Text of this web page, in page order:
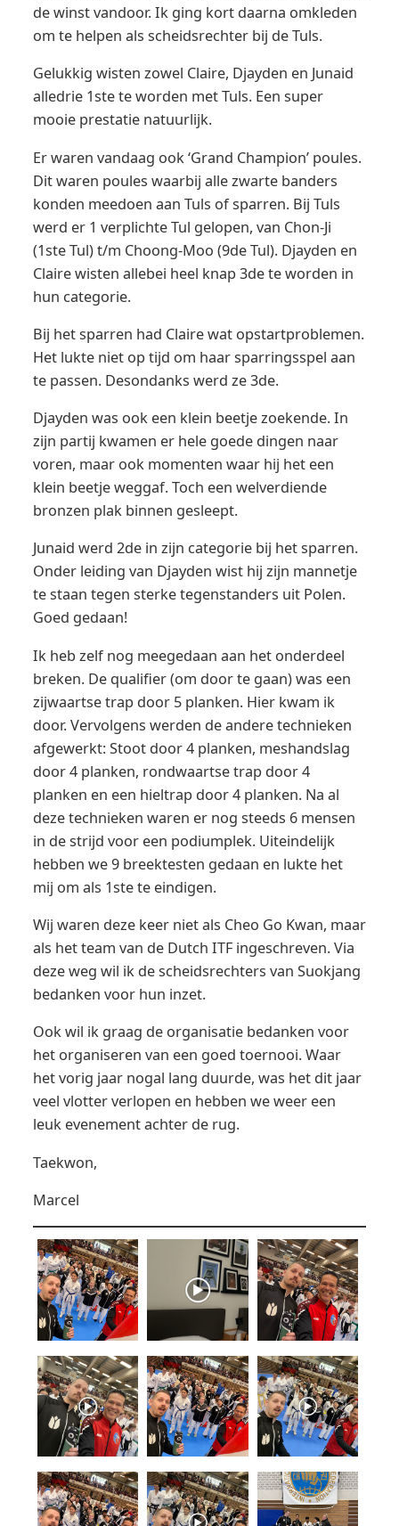
de winst vandoor. Ik ging kort daarna omkleden
om te helpen als scheidsrechter bij de Tuls.
Gelukkig wisten zowel Claire, Djayden en Junaid
alledrie 1ste te worden met Tuls. Een super
mooie prestatie natuurlijk.
Er waren vandaag ook ‘Grand Champion’ poules.
Dit waren poules waarbij alle zwarte banders
konden meedoen aan Tuls of sparren. Bij Tuls
werd er 1 verplichte Tul gelopen, van Chon-Ji
(1ste Tul) t/m Choong-Moo (9de Tul). Djayden en
Claire wisten allebei heel knap 3de te worden in
hun categorie.
Bij het sparren had Claire wat opstartproblemen.
Het lukte niet op tijd om haar sparringsspel aan
te passen. Desondanks werd ze 3de.
Djayden was ook een klein beetje zoekende. In
zijn partij kwamen er hele goede dingen naar
voren, maar ook momenten waar hij het een
klein beetje weggaf. Toch een welverdiende
bronzen plak binnen gesleept.
Junaid werd 2de in zijn categorie bij het sparren.
Onder leiding van Djayden wist hij zijn mannetje
te staan tegen sterke tegenstanders uit Polen.
Goed gedaan!
Ik heb zelf nog meegedaan aan het onderdeel
breken. De qualifier (om door te gaan) was een
zijwaartse trap door 5 planken. Hier kwam ik
door. Vervolgens werden de andere technieken
afgewerkt: Stoot door 4 planken, meshandslag
door 4 planken, rondwaartse trap door 4
planken en een hieltrap door 4 planken. Na al
deze technieken waren er nog steeds 6 mensen
in de strijd voor een podiumplek. Uiteindelijk
hebben we 9 breektesten gedaan en lukte het
mij om als 1ste te eindigen.
Wij waren deze keer niet als Cheo Go Kwan, maar
als het team van de Dutch ITF ingeschreven. Via
deze weg wil ik de scheidsrechters van Suokjang
bedanken voor hun inzet.
Ook wil ik graag de organisatie bedanken voor
het organiseren van een goed toernooi. Waar
het vorig jaar nogal lang duurde, was het dit jaar
veel vlotter verlopen en hebben we weer een
leuk evenement achter de rug.
Taekwon,
Marcel